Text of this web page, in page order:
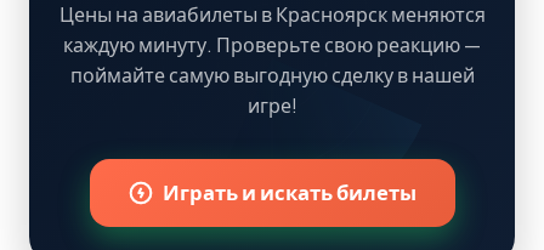
Цены на авиабилеты в Красноярск меняются
каждую минуту. Проверьте свою реакцию —
поймайте самую выгодную сделку в нашей
игре!
Играть и искать билеты